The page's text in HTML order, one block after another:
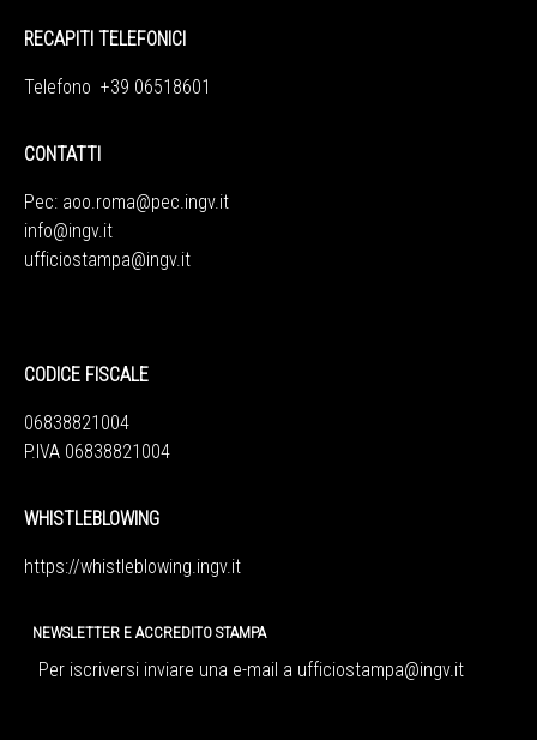
RECAPITI TELEFONICI
Telefono +39 06518601
CONTATTI
Pec: aoo.roma@pec.ingv.it
info@ingv.it
ufficiostampa@ingv.it
CODICE FISCALE
06838821004
P.IVA 06838821004
WHISTLEBLOWING
https://whistleblowing.ingv.it
NEWSLETTER E ACCREDITO STAMPA
Per iscriversi inviare una e-mail a ufficiostampa@ingv.it